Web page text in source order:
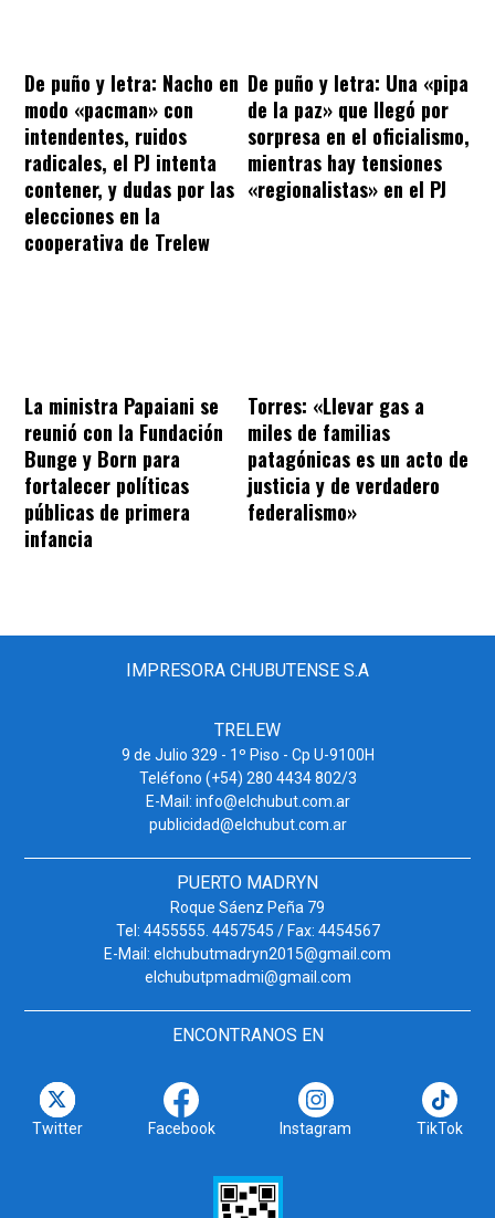
De puño y letra: Nacho en
modo «pacman» con
intendentes, ruidos
radicales, el PJ intenta
contener, y dudas por las
elecciones en la
cooperativa de Trelew
De puño y letra: Una «pipa
de la paz» que llegó por
sorpresa en el oficialismo,
mientras hay tensiones
«regionalistas» en el PJ
La ministra Papaiani se
reunió con la Fundación
Bunge y Born para
fortalecer políticas
públicas de primera
infancia
Torres: «Llevar gas a
miles de familias
patagónicas es un acto de
justicia y de verdadero
federalismo»
IMPRESORA CHUBUTENSE S.A
TRELEW
9 de Julio 329 - 1º Piso - Cp U-9100H
Teléfono (+54) 280 4434 802/3
E-Mail: info@elchubut.com.ar
publicidad@elchubut.com.ar
PUERTO MADRYN
Roque Sáenz Peña 79
Tel: 4455555. 4457545 / Fax: 4454567
E-Mail: elchubutmadryn2015@gmail.com
elchubutpmadmi@gmail.com
ENCONTRANOS EN
Twitter Facebook Instagram TikTok